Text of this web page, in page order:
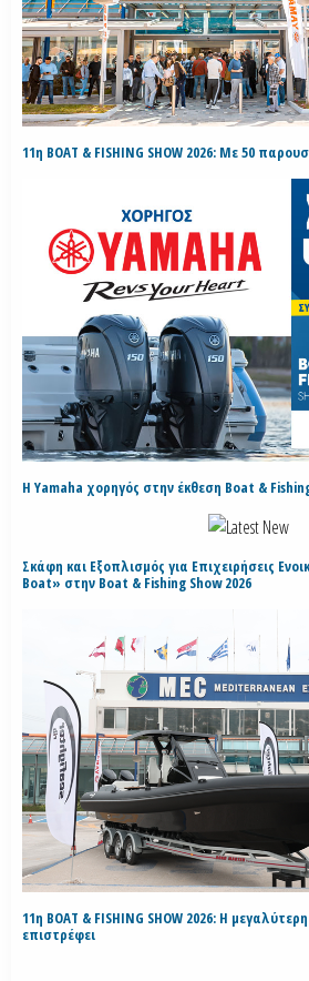
11η BOAT & FISHING SHOW 2026: Με 50
H Yamaha χορηγός στην έκθεση Boat &
Σκάφη και Εξοπλισμός για Επιχειρήσεις
Boat» στην Boat & Fishing Show 2026
11η BOAT & FISHING SHOW 2026: Η
επιστρέφει